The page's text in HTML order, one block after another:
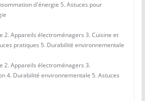
d'énergie 5. Astuces pour
2. Appareils électroménagers 3. Cuisine et
pratiques 5. Durabilité environnementale
2. Appareils électroménagers 3.
4. Durabilité environnementale 5. Astuces